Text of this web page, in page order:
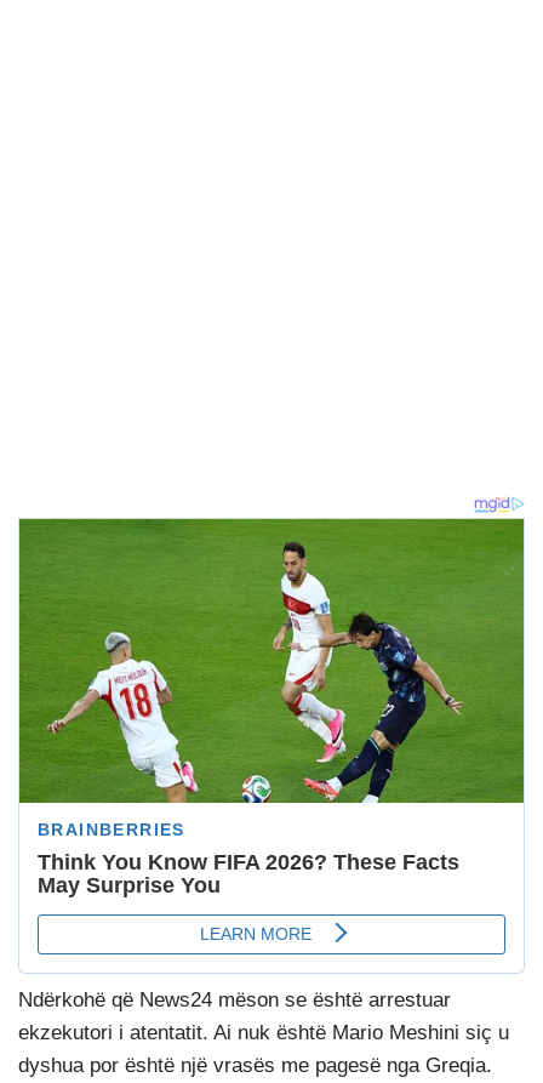
Ndërkohë që News24 mëson se është arrestuar
ekzekutori i atentatit. Ai nuk është Mario Meshini siç u
dyshua por është një vrasës me pagesë nga Greqia.